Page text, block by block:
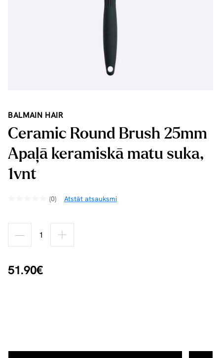
BALMAIN HAIR
Ceramic Round Brush 25mm
Apaļā keramiskā matu suka,
1vnt
(0) Atstāt atsauksmi
51.90€